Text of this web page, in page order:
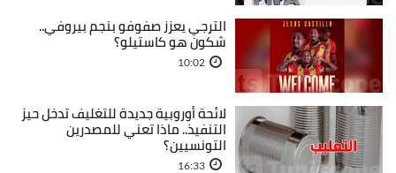
الترجي يعزز صفوفو بنجم بيروفي..
شكون هو كاستيلو؟
10:02
لائحة أوروبية جديدة للتغليف تدخل حيز
التنفيذ.. ماذا تعني للمصدرين
التونسيين؟
16:33